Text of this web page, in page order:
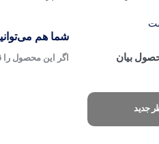
بیان
جدید
شما هم
اگر این محصول را